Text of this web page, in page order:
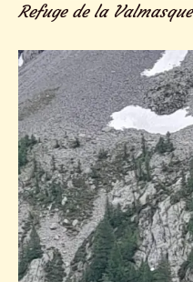
Refuge de la Valmasque